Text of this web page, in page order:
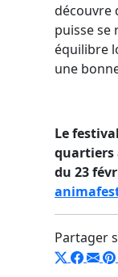
découvre
puisse se
équilibre
une
Le
quartiers
du 23
Partager